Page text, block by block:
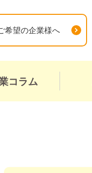
希望の企業様へ
コラム